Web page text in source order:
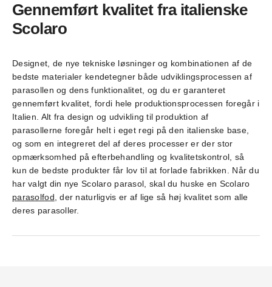
Gennemført kvalitet fra italienske
Scolaro
Designet, de nye tekniske løsninger og kombinationen af de
bedste materialer kendetegner både udviklingsprocessen af
parasollen og dens funktionalitet, og du er garanteret
gennemført kvalitet, fordi hele produktionsprocessen foregår i
Italien. Alt fra design og udvikling til produktion af
parasollerne foregår helt i eget regi på den italienske base,
og som en integreret del af deres processer er der stor
opmærksomhed på efterbehandling og kvalitetskontrol, så
kun de bedste produkter får lov til at forlade fabrikken. Når du
har valgt din nye Scolaro parasol, skal du huske en Scolaro
parasolfod , der naturligvis er af lige så høj kvalitet som alle
deres parasoller.